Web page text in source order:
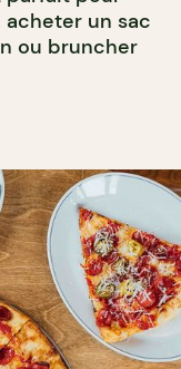
un sac
ou bruncher